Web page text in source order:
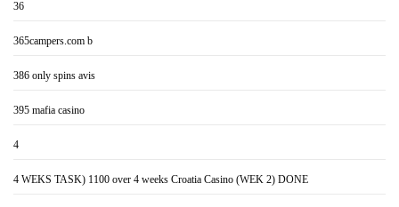
36
365campers.com b
386 only spins avis
395 mafia casino
4
4 WEKS TASK) 1100 over 4 weeks Croatia Casino (WEK 2) DONE